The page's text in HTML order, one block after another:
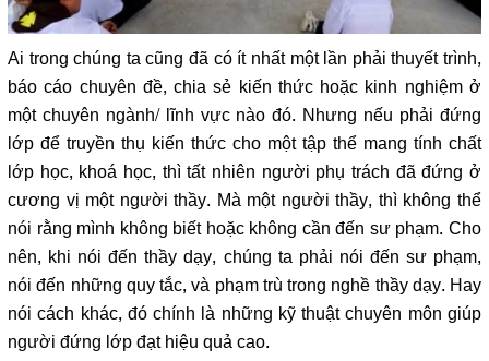
Ai trong chúng ta cũng đã có ít nhất một lần phải thuyết trình,
báo cáo chuyên đề, chia sẻ kiến thức hoặc kinh nghiệm ở
một chuyên ngành/ lĩnh vực nào đó. Nhưng nếu phải đứng
lớp để truyền thụ kiến thức cho một tập thể mang tính chất
lớp học, khoá học, thì tất nhiên người phụ trách đã đứng ở
cương vị một người thầy. Mà một người thầy, thì không thể
nói rằng mình không biết hoặc không cần đến sư phạm. Cho
nên, khi nói đến thầy dạy, chúng ta phải nói đến sư phạm,
nói đến những quy tắc, và phạm trù trong nghề thầy dạy. Hay
nói cách khác, đó chính là những kỹ thuật chuyên môn giúp
người đứng lớp đạt hiệu quả cao.